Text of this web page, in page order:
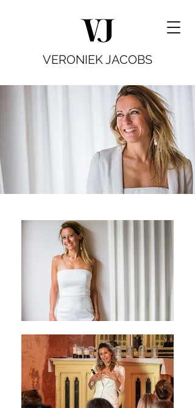
VERONIEK JACOBS